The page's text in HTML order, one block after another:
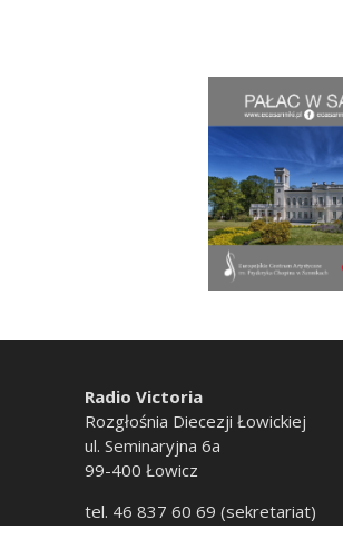
Radio Victoria
Rozgłośnia Diecezji Łowickiej
ul. Seminaryjna 6a
99-400 Łowicz
tel. 46 837 60 69 (sekretariat)